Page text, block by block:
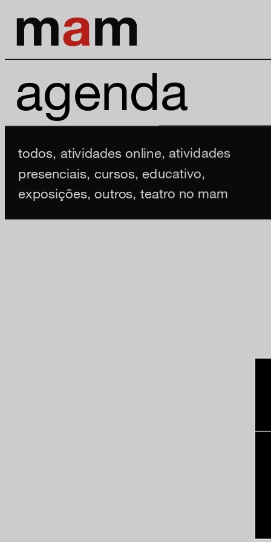
agenda
todos, atividades online, atividades
presenciais, cursos,educativo,
exposições,outros, teatro no mam